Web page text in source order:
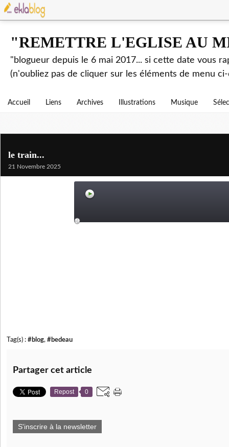
"REMETTRE L'EGLISE AU
"blogueur depuis le 6 mai 2017... si cette date vous
(n'oubliez pas de cliquer sur les éléments de menu
Accueil Liens Archives Illustrations Musique
le train...
21 Novembre 2025
Tag(s) : #blog, #bedeau
Partager cet article
Repost 0
S'inscrire à la newsletter